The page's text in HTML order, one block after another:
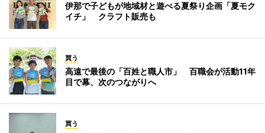
伊那で子どもが地域材と遊べる夏祭り企画「夏モク
イチ」 クラフト販売も
買う
高遠で最後の「百姓と職人市」 百職会が活動11年
目で幕、次のつながりへ
買う